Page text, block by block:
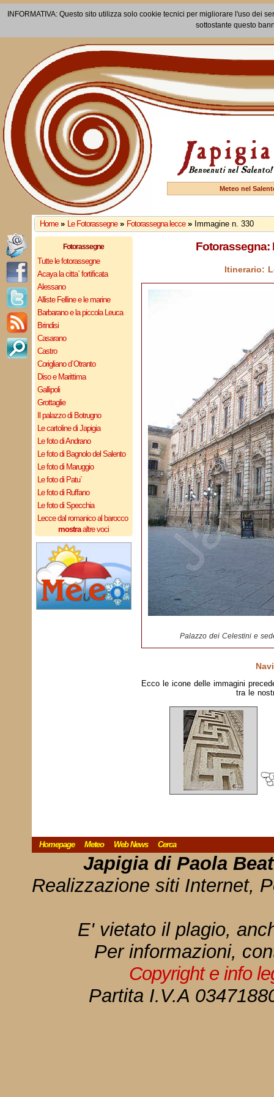
INFORMATIVA: Questo sito utilizza solo cookie tecnici per migliorare l'uso dei
sottostante questo
Meteo nel
Home » Le Fotorassegne » Fotorassegna lecce » Immagine n. 330
Fotorassegne
Tutte le fotorassegne
Acaya la citta` fortificata
Alessano
Alliste Felline e le marine
Barbarano e la piccola Leuca
Brindisi
Casarano
Castro
Corigliano d`Otranto
Diso e Marittima
Gallipoli
Grottaglie
Il palazzo di Botrugno
Le cartoline di Japigia
Le foto di Andrano
Le foto di Bagnolo del Salento
Le foto di Maruggio
Le foto di Patu`
Le foto di Ruffano
Le foto di Specchia
Lecce dal romanico al barocco
mostraaltre voci
Fotorassegna:
Itinerario:
Palazzo dei Celestini e
Ecco le icone delle immagini
tra le
Homepage Meteo Web News Cerca
Japigia di Paola
Realizzazione siti Internet,
E' vietato il plagio,
Per informazioni,
Copyright e info
Partita I.V.A